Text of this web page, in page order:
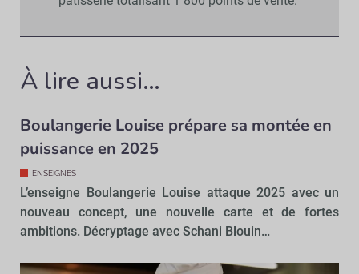
À lire aussi…
Boulangerie Louise prépare sa montée en
puissance en 2025
ENSEIGNES
L’enseigne Boulangerie Louise attaque 2025 avec un
nouveau concept, une nouvelle carte et de fortes
ambitions. Décryptage avec Schani Blouin…